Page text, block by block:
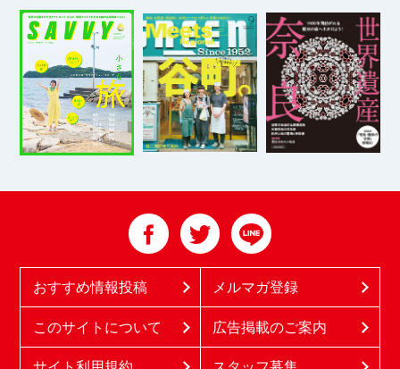
おすすめ情報投稿 メルマガ登録
このサイトについて 広告掲載のご案内